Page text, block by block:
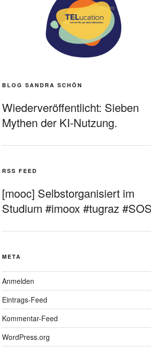
BLOG SANDRA SCHÖN
Wiederveröffentlicht: Sieben
Mythen der KI-Nutzung.
RSS FEED
[mooc] Selbstorganisiert im
Studium #imoox #tugraz #SOS
META
Anmelden
Eintrags-Feed
Kommentar-Feed
WordPress.org